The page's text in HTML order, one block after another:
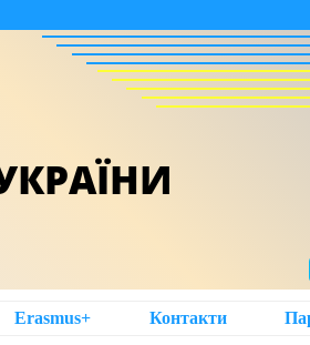
Erasmus+ Контакти